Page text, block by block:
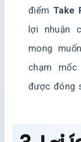
điểm Take
lợi nhuận
mong
chạm
được đóng